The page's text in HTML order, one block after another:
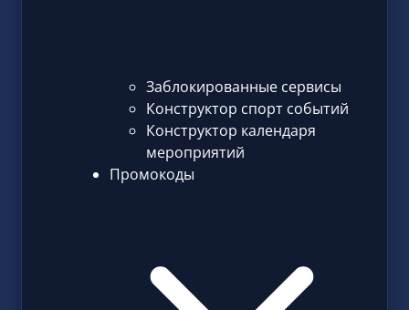
Заблокированные сервисы
Конструктор спорт событий
Конструктор календаря
мероприятий
Промокоды